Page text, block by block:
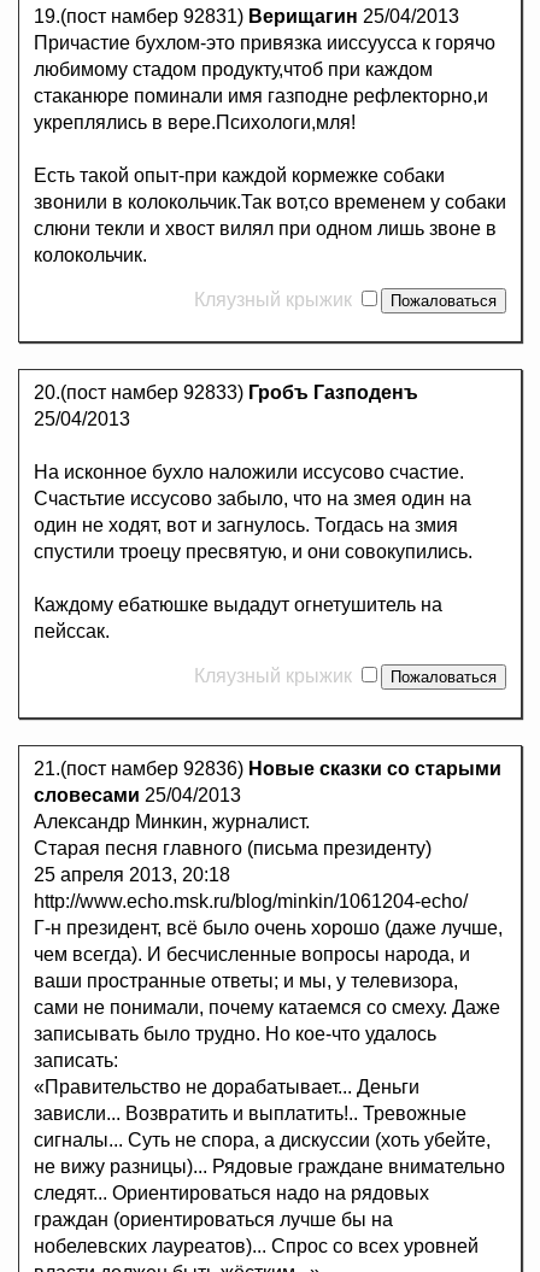
19.(пост намбер 92831) Верищагин 25/04/2013
Причастие бухлом-это привязка ииссуусса к горячо
любимому стадом продукту,чтоб при каждом
стаканюре поминали имя газподне рефлекторно,и
укреплялись в вере.Психологи,мля!
Есть такой опыт-при каждой кормежке собаки
звонили в колокольчик.Так вот,со временем у собаки
слюни текли и хвост вилял при одном лишь звоне в
колокольчик.
Кляузный крыжик
20.(пост намбер 92833) Гробъ Газподенъ
25/04/2013
На исконное бухло наложили иссусово счастие.
Счастьтие иссусово забыло, что на змея один на
один не ходят, вот и загнулось. Тогдась на змия
спустили троецу пресвятую, и они совокупились.
Каждому ебатюшке выдадут огнетушитель на
пейссак.
Кляузный крыжик
21.(пост намбер 92836) Новые сказки со старыми
словесами 25/04/2013
Александр Минкин, журналист.
Старая песня главного (письма президенту)
25 апреля 2013, 20:18
http://www.echo.msk.ru/blog/minkin/1061204-echo/
Г-н президент, всё было очень хорошо (даже лучше,
чем всегда). И бесчисленные вопросы народа, и
ваши пространные ответы; и мы, у телевизора,
сами не понимали, почему катаемся со смеху. Даже
записывать было трудно. Но кое-что удалось
записать:
«Правительство не дорабатывает... Деньги
зависли... Возвратить и выплатить!.. Тревожные
сигналы... Суть не спора, а дискуссии (хоть убейте,
не вижу разницы)... Рядовые граждане внимательно
следят... Ориентироваться надо на рядовых
граждан (ориентироваться лучше бы на
нобелевских лауреатов)... Спрос со всех уровней